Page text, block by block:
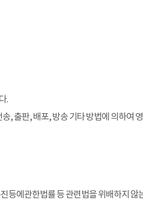
.
, 출판, 배포, 방송 기타 방법에 의하여
에관한법률 등 관련법을 위배하지 않